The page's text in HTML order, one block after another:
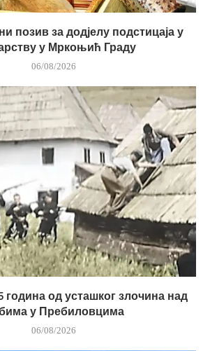
позив за додјелу подстицаја у
у Мркоњић Граду
06/08/2026
од усташког злочина над
у Пребиловцима
06/08/2026